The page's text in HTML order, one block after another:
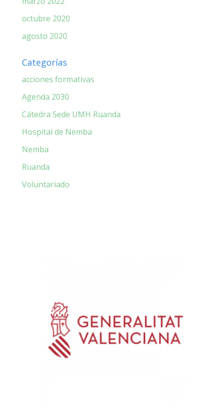
octubre 2020
agosto 2020
Categorías
acciones formativas
Agenda 2030
Cátedra Sede UMH Ruanda
Hospital de Nemba
Nemba
Ruanda
Voluntariado